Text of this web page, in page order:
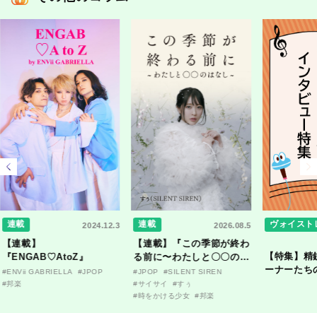
連載 2024.12.3
【連載】
『ENGAB♡AtoZ』
#ENVii GABRIELLA
#JPOP
#邦楽
連載 2026.08.5
【連載】『この季節が終わ
る前に〜わたしと〇〇のは
なし〜』
#JPOP
#SILENT SIREN
#サイサイ
#すぅ
#時をかける少女
#邦楽
ヴォイスト
【特集】
ーナーたち